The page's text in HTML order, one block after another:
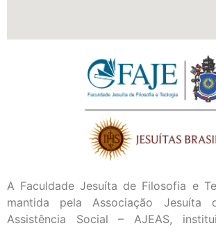
A Faculdade Jesuíta de Filosofia e
mantida pela Associação Jesuíta
Assistência Social – AJEAS,